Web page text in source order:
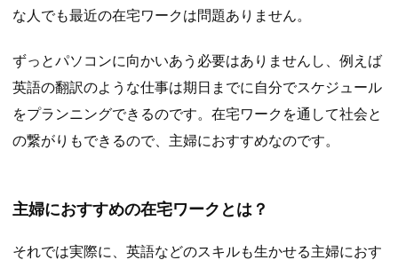
な人でも最近の在宅ワークは問題ありません。
ずっとパソコンに向かいあう必要はありませんし、例えば
英語の翻訳のような仕事は期日までに自分でスケジュール
をプランニングできるのです。在宅ワークを通して社会と
の繋がりもできるので、主婦におすすめなのです。
主婦におすすめの在宅ワークとは？
それでは実際に、英語などのスキルも生かせる主婦におす